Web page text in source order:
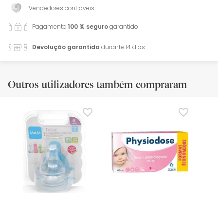
Vendedores confiáveis
Pagamento100 % segurogarantido
Devolução garantida durante 14 dias
Outros utilizadores também compraram